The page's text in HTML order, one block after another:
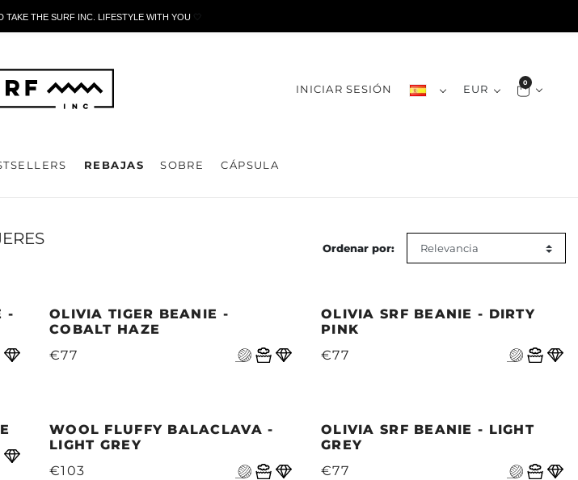
TAKE THE SURF INC. LIFESTYLE WITH YOU🤍
INICIAR SESIÓN EUR 0
REBAJAS SOBRE CÁPSULA
Ordenar por:
-
OLIVIA TIGER BEANIE -
COBALT HAZE
€77
OLIVIA SRF BEANIE - DIRTY
PINK
€77
WOOL FLUFFY BALACLAVA -
LIGHT GREY
€103
OLIVIA SRF BEANIE - LIGHT
GREY
€77